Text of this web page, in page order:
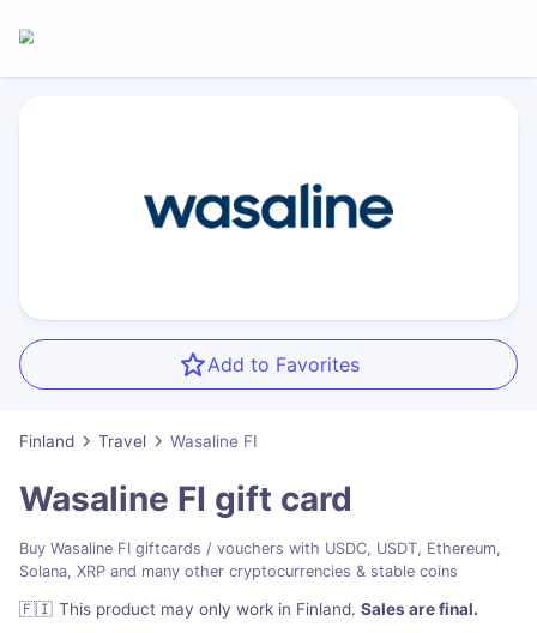
Add to Favorites
Finland Travel Wasaline FI
Wasaline FI gift card
Buy Wasaline FI giftcards / vouchers with USDC, USDT, Ethereum,
Solana, XRP and many other cryptocurrencies & stable coins
🇫🇮 This product may only work in Finland. Sales are final.